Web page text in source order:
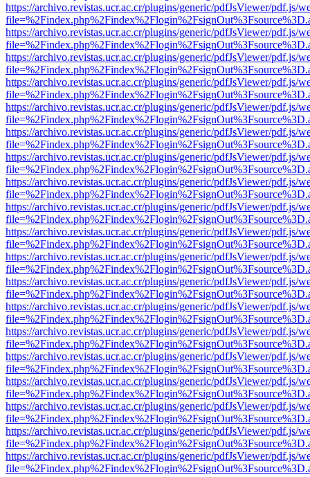
https://archivo.revistas.ucr.ac.cr/plugins/generic/pdfJsViewer/pdf.js/
https://archivo.revistas.ucr.ac.cr/plugins/generic/pdfJsViewer/pdf.js/
https://archivo.revistas.ucr.ac.cr/plugins/generic/pdfJsViewer/pdf.js/
https://archivo.revistas.ucr.ac.cr/plugins/generic/pdfJsViewer/pdf.js/
https://archivo.revistas.ucr.ac.cr/plugins/generic/pdfJsViewer/pdf.js/
https://archivo.revistas.ucr.ac.cr/plugins/generic/pdfJsViewer/pdf.js/
https://archivo.revistas.ucr.ac.cr/plugins/generic/pdfJsViewer/pdf.js/
https://archivo.revistas.ucr.ac.cr/plugins/generic/pdfJsViewer/pdf.js/
https://archivo.revistas.ucr.ac.cr/plugins/generic/pdfJsViewer/pdf.js/
https://archivo.revistas.ucr.ac.cr/plugins/generic/pdfJsViewer/pdf.js/
https://archivo.revistas.ucr.ac.cr/plugins/generic/pdfJsViewer/pdf.js/
https://archivo.revistas.ucr.ac.cr/plugins/generic/pdfJsViewer/pdf.js/
https://archivo.revistas.ucr.ac.cr/plugins/generic/pdfJsViewer/pdf.js/
https://archivo.revistas.ucr.ac.cr/plugins/generic/pdfJsViewer/pdf.js/
https://archivo.revistas.ucr.ac.cr/plugins/generic/pdfJsViewer/pdf.js/
https://archivo.revistas.ucr.ac.cr/plugins/generic/pdfJsViewer/pdf.js/
https://archivo.revistas.ucr.ac.cr/plugins/generic/pdfJsViewer/pdf.js/
https://archivo.revistas.ucr.ac.cr/plugins/generic/pdfJsViewer/pdf.js/
https://archivo.revistas.ucr.ac.cr/plugins/generic/pdfJsViewer/pdf.js/